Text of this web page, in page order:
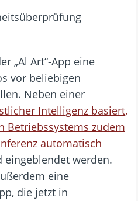
„Al Art“-App eine
vor beliebigen
Neben einer
Intelligenz basiert,
Betriebssystems zudem
automatisch
eingeblendet werden.
eine
die jetzt in